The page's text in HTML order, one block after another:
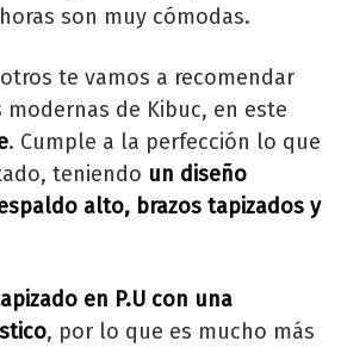
son muy cómodas.
te vamos a recomendar
de Kibuc, en este
. Cumple a la perfección lo que
teniendo un diseño
alto, brazos tapizados y
en P.U con una
, por lo que es mucho más